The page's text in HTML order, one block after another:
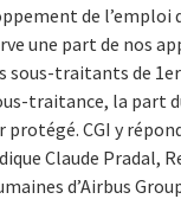
de l’emploi
une part de nos
traitants de 1er
traitance, la part
CGI y
Claude Pradal,
d’Airbus